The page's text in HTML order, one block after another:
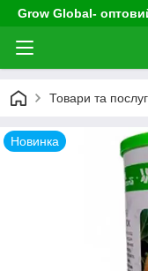
Grow Global-
Товари та
Новинка